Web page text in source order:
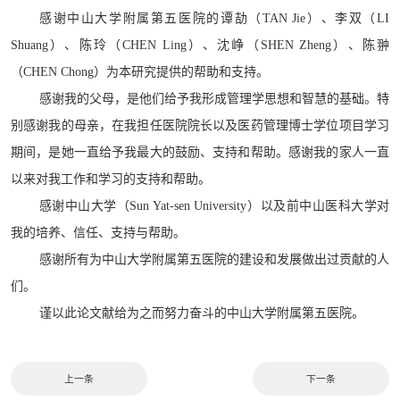
感谢中山大学附属第五医院的谭劼（ TAN Jie ）、李双（LI
Shuang）、陈玲（CHEN Ling）、沈峥（SHEN Zheng）、陈翀
（CHEN Chong）为本研究提供的帮助和支持。
感谢我的父母，是他们给予我形成管理学思想和智慧的基础。特
别感谢我的母亲，在我担任医院院长以及医药管理博士学位项目学习
期间，是她一直给予我最大的鼓励、支持和帮助。感谢我的家人一直
以来对我工作和学习的支持和帮助。
感谢中山大学（Sun Yat-sen University）以及前中山医科大学对
我的培养、信任、支持与帮助。
感谢所有为中山大学附属第五医院的建设和发展做出过贡献的人
们。
谨以此论文献给为之而努力奋斗的中山大学附属第五医院。
上一条 下一条